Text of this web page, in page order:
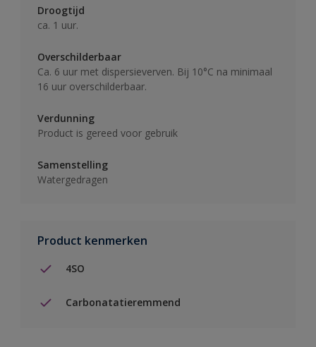
Droogtijd
ca. 1 uur.
Overschilderbaar
Ca. 6 uur met dispersieverven. Bij 10°C na minimaal
16 uur overschilderbaar.
Verdunning
Product is gereed voor gebruik
Samenstelling
Watergedragen
Product kenmerken
4SO
Carbonatatieremmend